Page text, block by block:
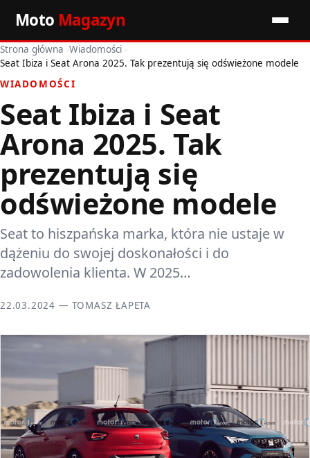
Moto Magazyn
Start
Wiadomości
Premiery
Porady motoryzacyjne
Pozostałe artykuły
Strona główna ›Wiadomości ›
Seat Ibiza i Seat Arona 2025. Tak prezentują się odświeżone modele
WIADOMOŚCI
Seat Ibiza i Seat
Arona 2025. Tak
prezentują się
odświeżone modele
Seat to hiszpańska marka, która nie ustaje w
dążeniu do swojej doskonałości i do
zadowolenia klienta. W 2025…
22.03.2024 — TOMASZ ŁAPETA